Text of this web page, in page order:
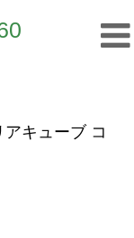
クリ…
キューブ コ